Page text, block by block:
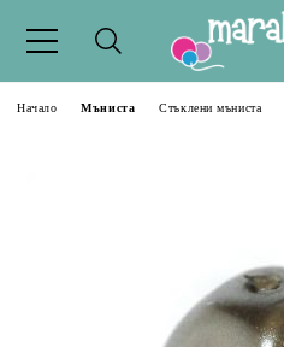
Начало Мъниста Стъклени мъниста